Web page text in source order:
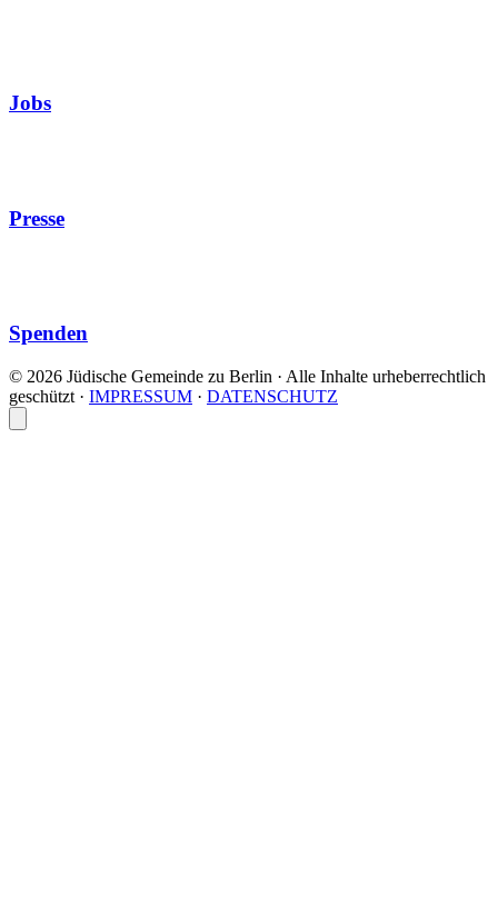
Jobs
Presse
Spenden
© 2026 Jüdische Gemeinde zu Berlin · Alle Inhalte urheberrechtlich
geschützt · IMPRESSUM · DATENSCHUTZ